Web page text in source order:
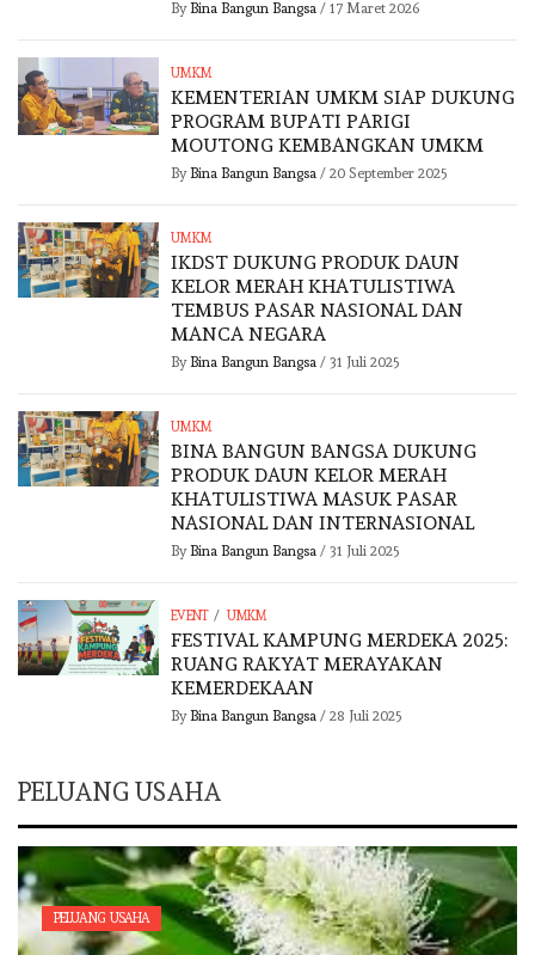
By Bina Bangun Bangsa/ 17 Maret 2026
UMKM
KEMENTERIAN UMKM SIAP DUKUNG
PROGRAM BUPATI PARIGI
MOUTONG KEMBANGKAN UMKM
By Bina Bangun Bangsa/ 20 September 2025
UMKM
IKDST DUKUNG PRODUK DAUN
KELOR MERAH KHATULISTIWA
TEMBUS PASAR NASIONAL DAN
MANCA NEGARA
By Bina Bangun Bangsa/ 31 Juli 2025
UMKM
BINA BANGUN BANGSA DUKUNG
PRODUK DAUN KELOR MERAH
KHATULISTIWA MASUK PASAR
NASIONAL DAN INTERNASIONAL
By Bina Bangun Bangsa/ 31 Juli 2025
EVENT / UMKM
FESTIVAL KAMPUNG MERDEKA 2025:
RUANG RAKYAT MERAYAKAN
KEMERDEKAAN
By Bina Bangun Bangsa/ 28 Juli 2025
PELUANG USAHA
PELUANG USAHA